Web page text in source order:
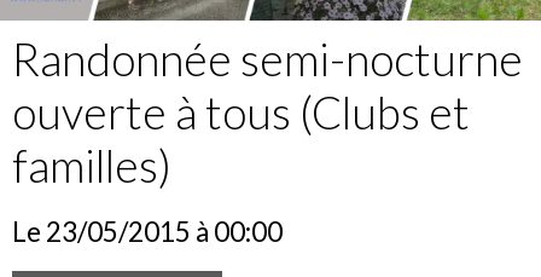
Randonnée semi-nocturne
ouverte à tous (Clubs et
familles)
Le 23/05/2015 à 00:00